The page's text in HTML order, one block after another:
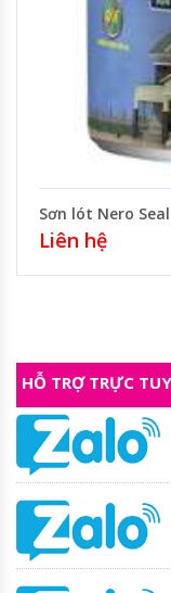
Sơn lót Nero
Liên hệ
HỖ TRỢ TRỰC